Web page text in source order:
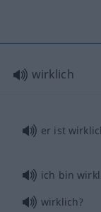
wirklich
er ist
ich bin
wirklich?